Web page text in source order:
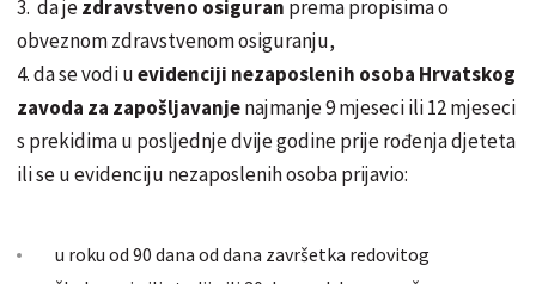
3. da jezdravstveno osiguran prema propisima o
obveznom zdravstvenom osiguranju,
4. da se vodi uevidenciji nezaposlenih osoba Hrvatskog
zavoda za zapošljavanjenajmanje 9 mjeseci ili 12 mjeseci
s prekidima u posljednje dvije godine prije rođenja djeteta
ili se u evidenciju nezaposlenih osoba prijavio:
u roku od 90 dana od dana završetka redovitog